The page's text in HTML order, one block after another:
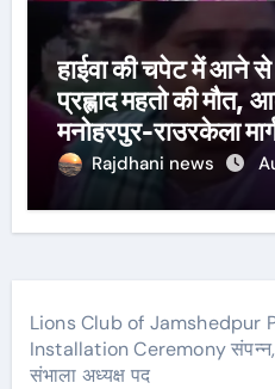
हाईवा की चपेट में आने
प्रह्लाद महतो की मौत,
मनोहरपुर-राउरकेला
Rajdhani news
Lions Club of Jamshedpur
Installation Ceremony
संभाला अध्यक्ष पद